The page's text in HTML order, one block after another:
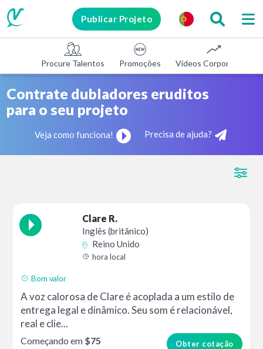
Publicar Projeto
Procure Talentos Promoções Vídeos Corporativos
Contrate dubladores eruditos
para o seu projeto
Veja como funciona! Precisa de ajuda?
Clare R.
Inglês (britânico)
Reino Unido
hora local
Bom valor
A voz calorosa de Clare é acoplada a um estilo de
entrega legal e dinâmico. Seu som é relacionável,
real e clie...
Obter cotação
Começando em $75